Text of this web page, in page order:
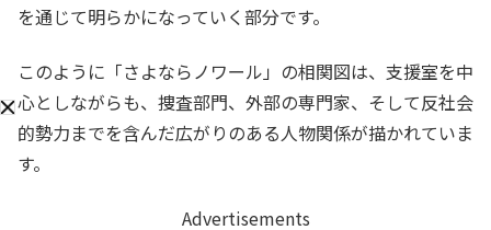
を通じて明らかになっていく部分です。
このように「さよならノワール」の相関図は、支援室を中
心としながらも、捜査部門、外部の専門家、そして反社会
的勢力までを含んだ広がりのある人物関係が描かれていま
す。
Advertisements